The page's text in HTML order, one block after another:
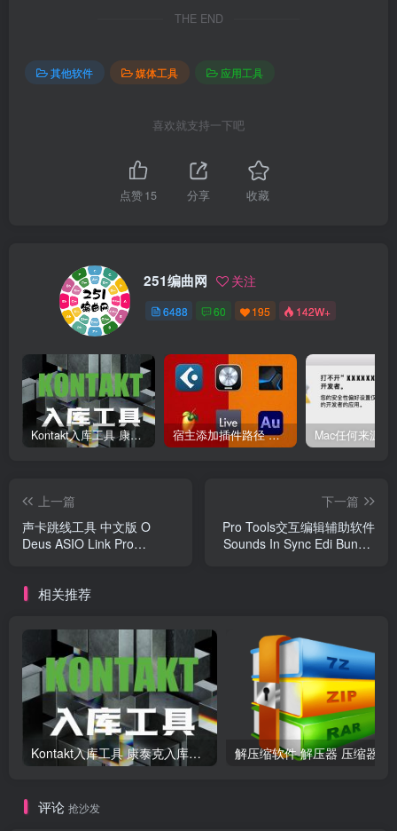
THE END
其他软件 媒体工具 应用工具
喜欢就支持一下吧
点赞15 分享 收藏
251编曲网 关注
6488 60 195 142W+
Kontakt入库工具 康泰克入库教程 宿主添加插件路径 插件路径设置 VSTPlugins路径
上一篇
声卡跳线工具 中文版 O
Deus ASIO Link Pro
下一篇
Pro Tools交互编辑辅助软件
Sounds In Sync Edi Bundle
相关推荐
Kontakt入库工具 康泰克入库教程
评论 抢沙发